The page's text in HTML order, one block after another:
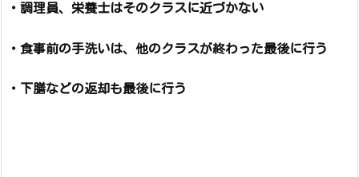
・調理員、栄養士はそのクラスに近づかない
・食事前の手洗いは、他のクラスが終わった最後に行う
・下膳などの返却も最後に行う